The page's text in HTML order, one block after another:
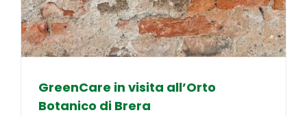
GreenCare in visita all’Orto
Botanico di Brera